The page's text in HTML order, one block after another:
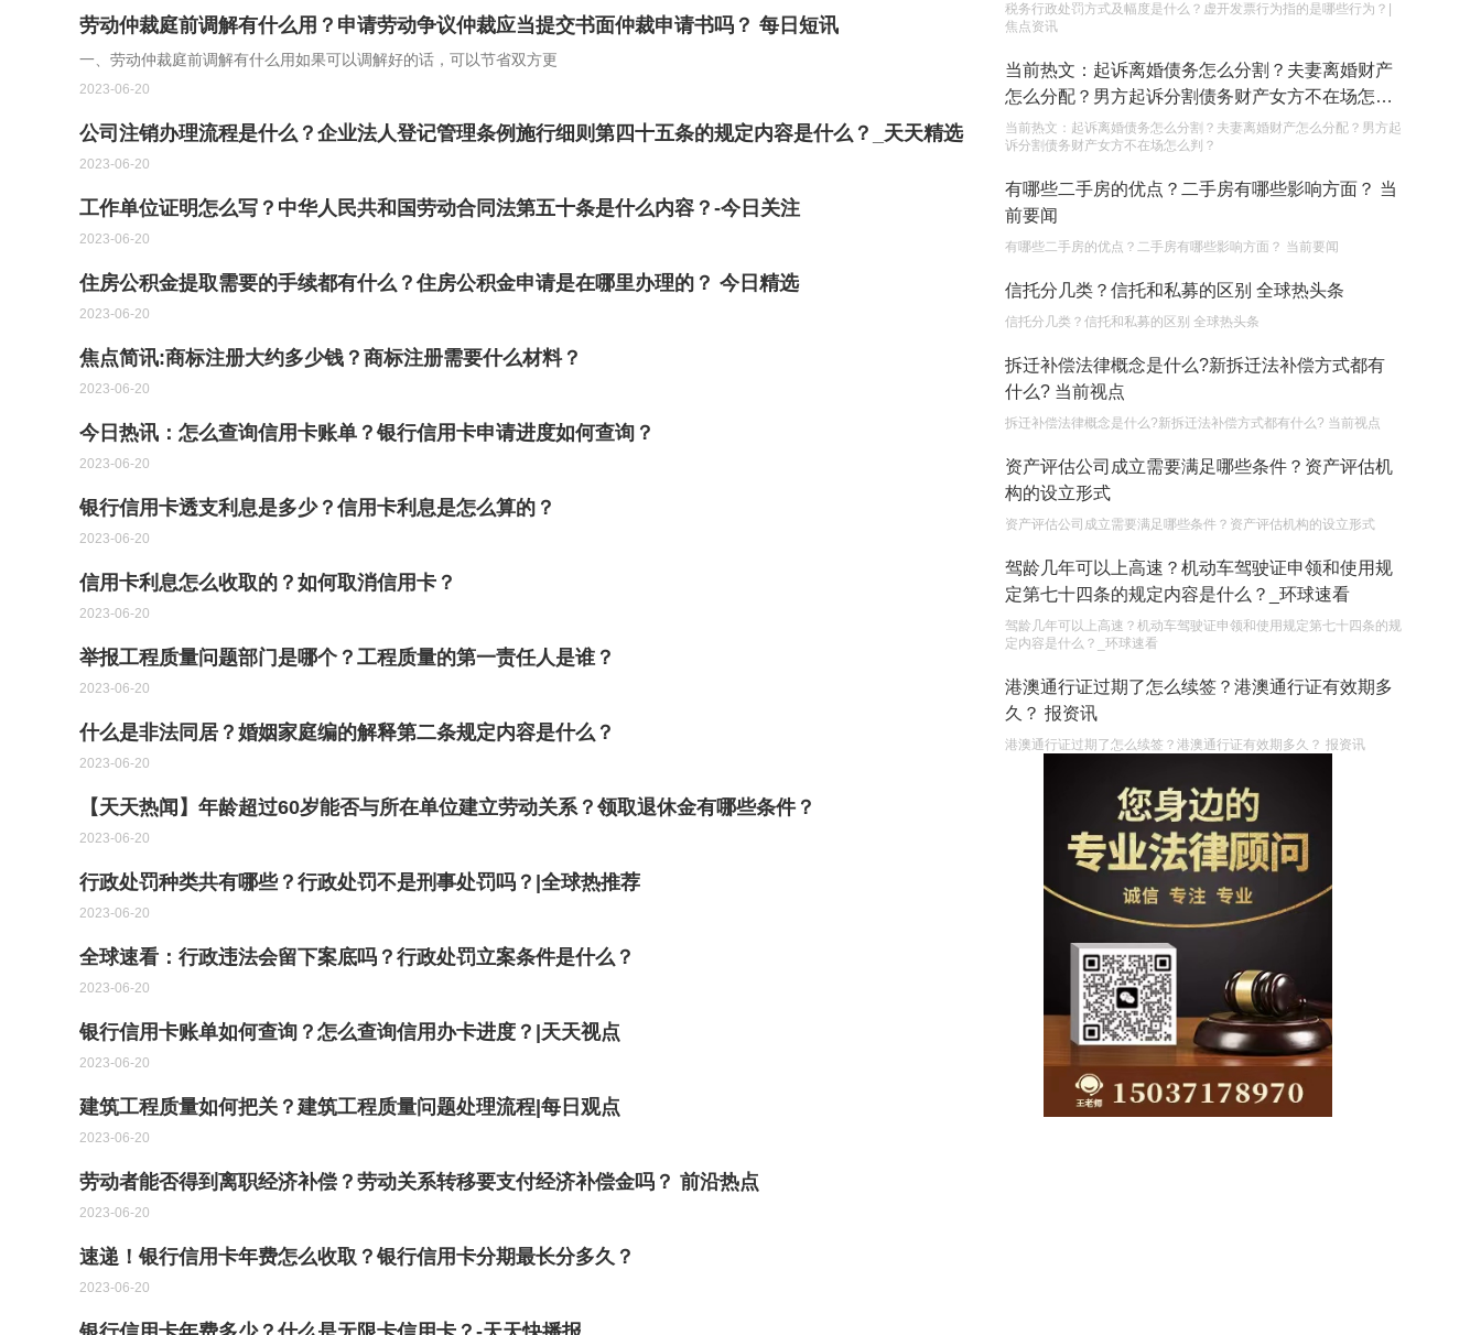
劳动仲裁庭前调解有什么用？申请劳动争议仲裁应当提交书面仲裁申请书吗？ 每日短讯
一、劳动仲裁庭前调解有什么用如果可以调解好的话，可以节省双方更
2023-06-20
公司注销办理流程是什么？企业法人登记管理条例施行细则第四十五条的规定内容是什么？_天天精选
2023-06-20
工作单位证明怎么写？中华人民共和国劳动合同法第五十条是什么内容？-今日关注
2023-06-20
住房公积金提取需要的手续都有什么？住房公积金申请是在哪里办理的？ 今日精选
2023-06-20
焦点简讯:商标注册大约多少钱？商标注册需要什么材料？
2023-06-20
今日热讯：怎么查询信用卡账单？银行信用卡申请进度如何查询？
2023-06-20
银行信用卡透支利息是多少？信用卡利息是怎么算的？
2023-06-20
信用卡利息怎么收取的？如何取消信用卡？
2023-06-20
举报工程质量问题部门是哪个？工程质量的第一责任人是谁？
2023-06-20
什么是非法同居？婚姻家庭编的解释第二条规定内容是什么？
2023-06-20
【天天热闻】年龄超过60岁能否与所在单位建立劳动关系？领取退休金有哪些条件？
2023-06-20
行政处罚种类共有哪些？行政处罚不是刑事处罚吗？|全球热推荐
2023-06-20
全球速看：行政违法会留下案底吗？行政处罚立案条件是什么？
2023-06-20
银行信用卡账单如何查询？怎么查询信用办卡进度？|天天视点
2023-06-20
建筑工程质量如何把关？建筑工程质量问题处理流程|每日观点
2023-06-20
劳动者能否得到离职经济补偿？劳动关系转移要支付经济补偿金吗？ 前沿热点
2023-06-20
速递！银行信用卡年费怎么收取？银行信用卡分期最长分多久？
2023-06-20
税务行政处罚方式及幅度是什么？虚开发票行为指的是哪些行为？|
焦点资讯
当前热文：起诉离婚债务怎么分割？夫妻离婚财产
怎么分配？男方起诉分割债务财产女方不在场怎么
判？
当前热文：起诉离婚债务怎么分割？夫妻离婚财产怎么分配？男方起
诉分割债务财产女方不在场怎么判？
有哪些二手房的优点？二手房有哪些影响方面？ 当
前要闻
有哪些二手房的优点？二手房有哪些影响方面？ 当前要闻
信托分几类？信托和私募的区别 全球热头条
信托分几类？信托和私募的区别 全球热头条
拆迁补偿法律概念是什么?新拆迁法补偿方式都有
什么? 当前视点
拆迁补偿法律概念是什么?新拆迁法补偿方式都有什么? 当前视点
资产评估公司成立需要满足哪些条件？资产评估机
构的设立形式
资产评估公司成立需要满足哪些条件？资产评估机构的设立形式
驾龄几年可以上高速？机动车驾驶证申领和使用规
定第七十四条的规定内容是什么？_环球速看
驾龄几年可以上高速？机动车驾驶证申领和使用规定第七十四条的规
定内容是什么？_环球速看
港澳通行证过期了怎么续签？港澳通行证有效期多
久？ 报资讯
港澳通行证过期了怎么续签？港澳通行证有效期多久？ 报资讯